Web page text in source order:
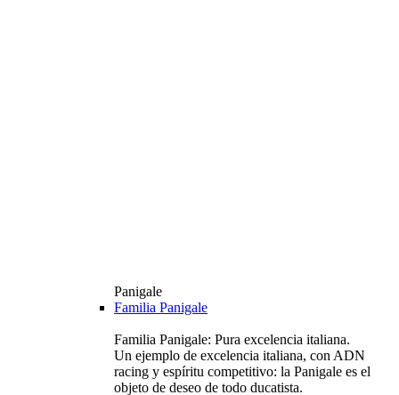
Panigale
Familia Panigale
Familia Panigale: Pura excelencia italiana.
Un ejemplo de excelencia italiana, con ADN
racing y espíritu competitivo: la Panigale es el
objeto de deseo de todo ducatista.